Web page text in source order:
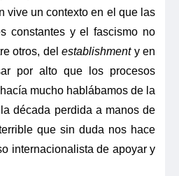
vive un contexto en el que las
constantes y el fascismo no
otros, delestablishmenty en
por alto que los procesos
mucho hablábamos de la
década perdida a manos de
que sin duda nos hace
internacionalista de apoyar y